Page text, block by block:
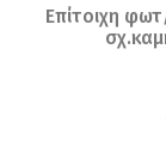
Επίτοιχη